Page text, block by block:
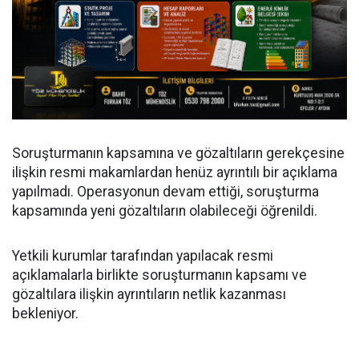
Soruşturmanın kapsamına ve gözaltıların gerekçesine
ilişkin resmi makamlardan henüz ayrıntılı bir açıklama
yapılmadı. Operasyonun devam ettiği, soruşturma
kapsamında yeni gözaltıların olabileceği öğrenildi.
Yetkili kurumlar tarafından yapılacak resmi
açıklamalarla birlikte soruşturmanın kapsamı ve
gözaltılara ilişkin ayrıntıların netlik kazanması
bekleniyor.